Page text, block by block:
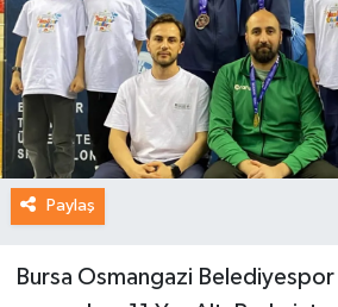
Paylaş
Bursa Osmangazi Belediyespor